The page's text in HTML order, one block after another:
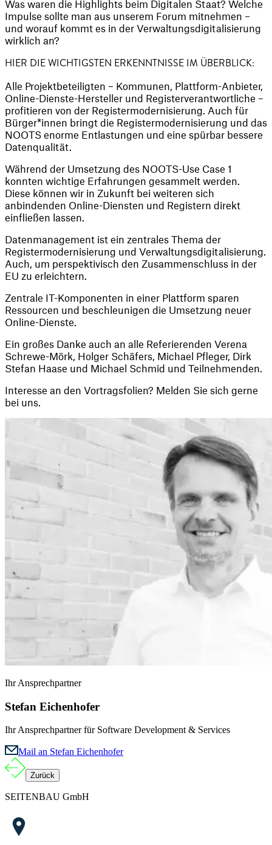
Was waren die Highlights beim Digitalen Staat? Welche
Impulse sollte man aus unserem Forum mitnehmen –
und worauf kommt es in der Verwaltungsdigitalisierung
wirklich an?
HIER DIE WICHTIGSTEN ERKENNTNISSE IM ÜBERBLICK:
Alle Projektbeteiligten – Kommunen, Plattform-Anbieter,
Online-Dienste-Hersteller und Registerverantwortliche –
profitieren von der Registermodernisierung. Auch für
Bürger*innen bringt die Registermodernisierung und das
NOOTS enorme Entlastungen und eine spürbar bessere
Datenqualität.
Während der Umsetzung des NOOTS-Use Case 1
konnten wichtige Erfahrungen gesammelt werden.
Diese können wir in Zukunft bei weiteren sich
anbindenden Online-Diensten und Registern direkt
einfließen lassen.
Datenmanagement ist ein zentrales Thema der
Registermodernisierung und Verwaltungsdigitalisierung.
Auch, um perspektivisch den Zusammenschluss in der
EU zu erleichtern.
Zentrale IT-Komponenten in einer Plattform sparen
Ressourcen und beschleunigen die Umsetzung neuer
Online-Dienste.
Ein großes Danke auch an alle Referierenden Verena
Schrewe-Mörk, Holger Schäfers, Michael Pfleger, Dirk
Stefan Haase und Michael Schmid und Teilnehmenden.
Interesse an den Vortragsfolien? Melden Sie sich gerne
bei uns.
Ihr Ansprechpartner
Stefan Eichenhofer
Ihr Ansprechpartner für Software Development & Services
Mail an Stefan Eichenhofer
Zurück
SEITENBAU GmbH